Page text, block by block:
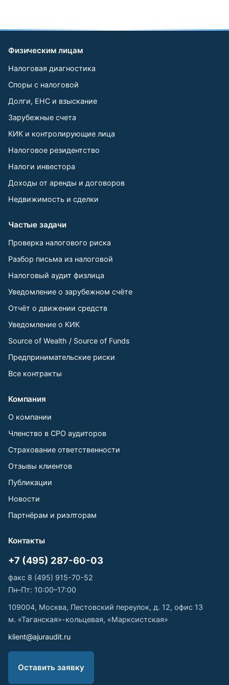
Физическим лицам
Налоговая диагностика
Споры с налоговой
Долги, ЕНС и взыскание
Зарубежные счета
КИК и контролирующие лица
Налоговое резидентство
Налоги инвестора
Доходы от аренды и договоров
Недвижимость и сделки
Частые задачи
Проверка налогового риска
Разбор письма из налоговой
Налоговый аудит физлица
Уведомление о зарубежном счёте
Отчёт о движении средств
Уведомление о КИК
Source of Wealth / Source of Funds
Предпринимательские риски
Все контракты
Компания
О компании
Членство в СРО аудиторов
Страхование ответственности
Отзывы клиентов
Публикации
Новости
Партнёрам и риэлторам
Контакты
+7 (495) 287-60-03
факс 8 (495) 915-70-52
Пн–Пт: 10:00–17:00
109004, Москва, Пестовский переулок, д. 12, офис 13
м. «Таганская»-кольцевая, «Марксистская»
klient@ajuraudit.ru
Оставить заявку